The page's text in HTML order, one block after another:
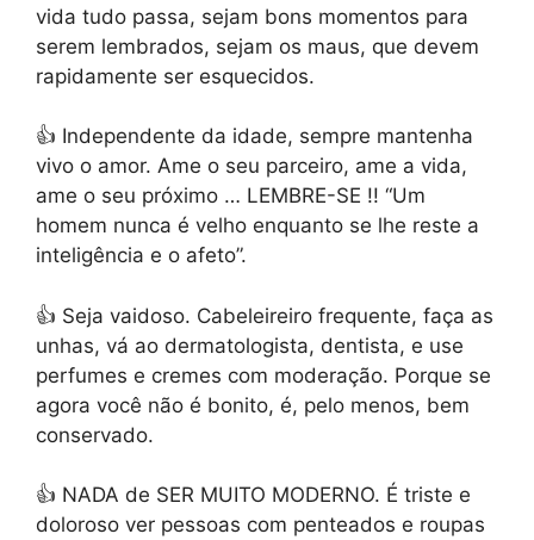
vida tudo passa, sejam bons momentos para
serem lembrados, sejam os maus, que devem
rapidamente ser esquecidos.
👍 Independente da idade, sempre mantenha
vivo o amor. Ame o seu parceiro, ame a vida,
ame o seu próximo … LEMBRE-SE !! “Um
homem nunca é velho enquanto se lhe reste a
inteligência e o afeto”.
👍 Seja vaidoso. Cabeleireiro frequente, faça as
unhas, vá ao dermatologista, dentista, e use
perfumes e cremes com moderação. Porque se
agora você não é bonito, é, pelo menos, bem
conservado.
👍 NADA de SER MUITO MODERNO. É triste e
doloroso ver pessoas com penteados e roupas